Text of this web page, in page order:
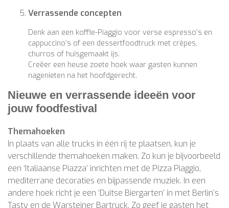
Verrassende concepten
Denk aan een koffie-Piaggio voor verse espresso’s en
cappuccino’s of een dessertfoodtruck met crêpes,
churros of huisgemaakt ijs.
Creëer een heuse zoete hoek waar gasten kunnen
nagenieten na het hoofdgerecht.
Nieuwe en verrassende ideeën voor
jouw foodfestival
Themahoeken
In plaats van alle trucks in één rij te plaatsen, kun je
verschillende themahoeken maken. Zo kun je bijvoorbeeld
een ‘Italiaanse Piazza’ inrichten met de Pizza Piaggio,
mediterrane decoraties en bijpassende muziek. In een
andere hoek richt je een ‘Duitse Biergarten’ in met Berlin’s
Tasty en de Warsteiner Bartruck. Zo geef je gasten het